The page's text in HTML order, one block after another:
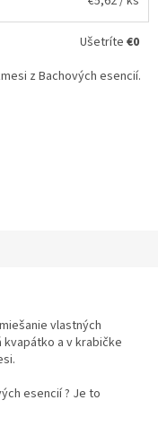
Ušetríte €0
z Bachových esencií.
vlastných
kvapátko a v krabičke
esencií ? Je to